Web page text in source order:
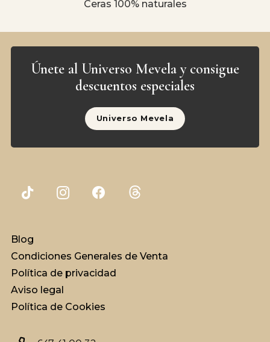
Ceras 100% naturales
Únete al Universo Mevela y consigue
descuentos especiales
Universo Mevela
Blog
Condiciones Generales de Venta
Política de privacidad
Aviso legal
Política de Cookies